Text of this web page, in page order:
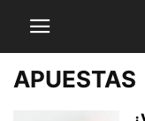
APUESTAS